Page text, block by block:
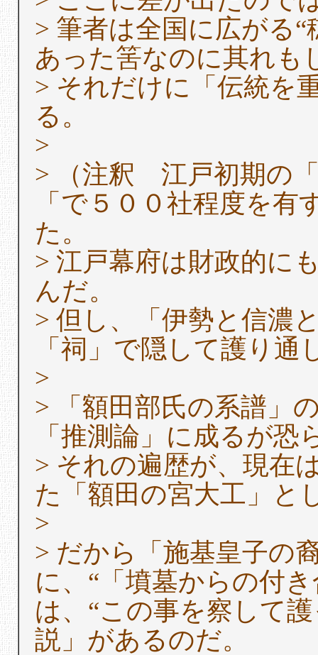
> 筆者は全国に広がる
あった筈なのに其れも
> それだけに「伝統を
る。
>
> （注釈 江戸初期の
「で５００社程度を
た。
> 江戸幕府は財政的に
んだ。
> 但し、「伊勢と信濃
「祠」で隠して護り通
>
> 「額田部氏の系譜」
「推測論」に成るが
> それの遍歴が、現在
た「額田の宮大工」と
>
> だから「施基皇子の
に、“「墳墓からの付
は、“この事を察して
説」があるのだ。